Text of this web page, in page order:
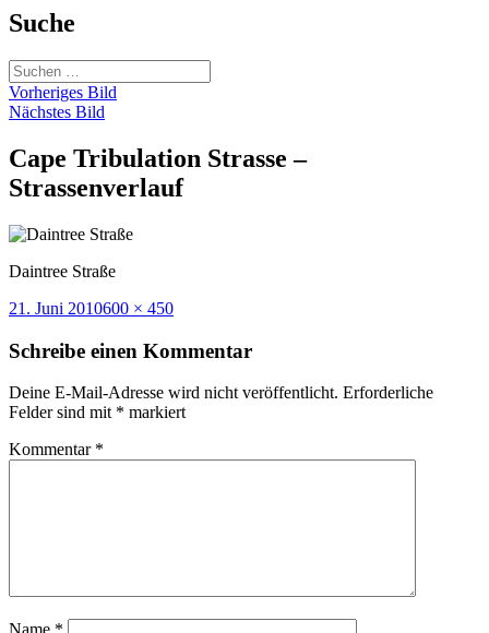
Suche
Suchen
nach:
Vorheriges Bild
Nächstes Bild
Cape Tribulation Strasse –
Strassenverlauf
Daintree Straße
Veröffentlicht
21. Juni 2010Volle
600 × 450
Schreibe einen Kommentar
Deine E-Mail-Adresse wird nicht veröffentlicht. Erforderliche
Felder sind mit * markiert
Kommentar *